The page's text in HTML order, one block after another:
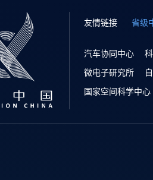
友情链接 省级
汽车协同中心
微电子研究所
国家空间科学中心